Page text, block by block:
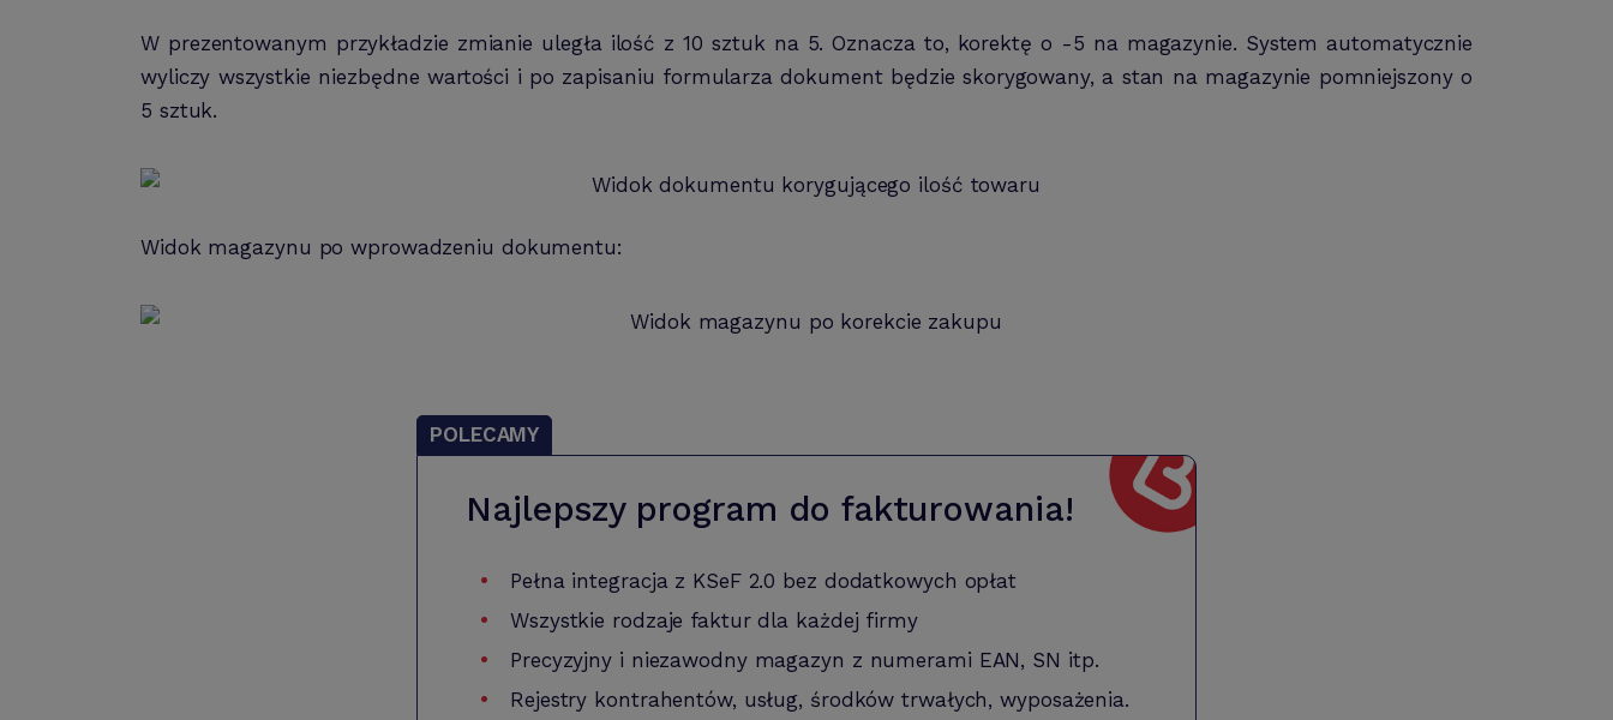
W prezentowanym przykładzie zmianie uległa ilość z 10 sztuk na 5. Oznacza to, korektę o -5 na magazynie. System automatycznie
wyliczy wszystkie niezbędne wartości i po zapisaniu formularza dokument będzie skorygowany, a stan na magazynie pomniejszony o
5 sztuk.
Widok magazynu po wprowadzeniu dokumentu:
POLECAMY
Najlepszy program do fakturowania!
Pełna integracja z KSeF 2.0 bez dodatkowych opłat
Wszystkie rodzaje faktur dla każdej firmy
Precyzyjny i niezawodny magazyn z numerami EAN, SN itp.
Rejestry kontrahentów, usług, środków trwałych, wyposażenia.